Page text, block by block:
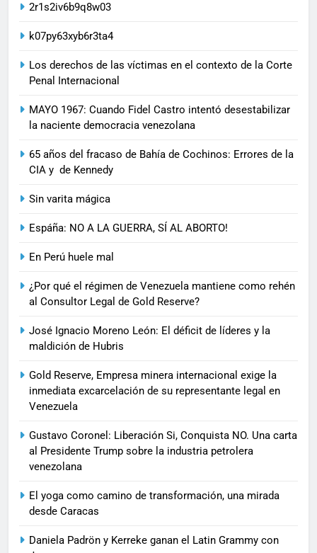
2r1s2iv6b9q8w03
k07py63xyb6r3ta4
Los derechos de las víctimas en el contexto de la Corte
Penal Internacional
MAYO 1967: Cuando Fidel Castro intentó desestabilizar
la naciente democracia venezolana
65 años del fracaso de Bahía de Cochinos: Errores de la
CIA y de Kennedy
Sin varita mágica
Espáña: NO A LA GUERRA, SÍ AL ABORTO!
En Perú huele mal
¿Por qué el régimen de Venezuela mantiene como rehén
al Consultor Legal de Gold Reserve?
José Ignacio Moreno León: El déficit de líderes y la
maldición de Hubris
Gold Reserve, Empresa minera internacional exige la
inmediata excarcelación de su representante legal en
Venezuela
Gustavo Coronel: Liberación Si, Conquista NO. Una carta
al Presidente Trump sobre la industria petrolera
venezolana
El yoga como camino de transformación, una mirada
desde Caracas
Daniela Padrön y Kerreke ganan el Latin Grammy con